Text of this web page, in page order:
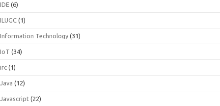
IDE (6)
ILUGC (1)
Information Technology (31)
IoT (34)
irc (1)
Java (12)
Javascript (22)